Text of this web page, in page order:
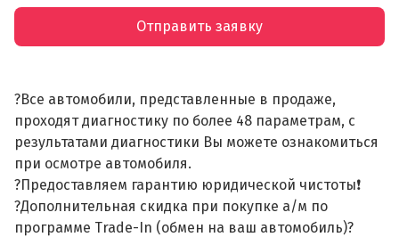
Отправить заявку
?Все автомобили, представленные в продаже,
проходят диагностику по более 48 параметрам, с
результатами диагностики Вы можете ознакомиться
при осмотре автомобиля.
?Предоставляем гарантию юридической чистоты❗
?Дополнительная скидка при покупке а/м по
программе Trade-In (обмен на ваш автомобиль)?